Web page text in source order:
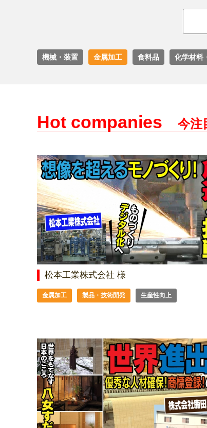
機械・装置 金属加工 食料品 化学材料
Hot companies 今注
松本工業株式会社 様
金属加工 製品・技術開発 生産性向上